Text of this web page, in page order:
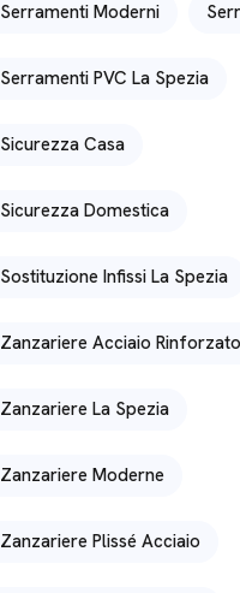
Serramenti Moderni
Serramenti PVC La Spezia
Sicurezza Casa
Sicurezza Domestica
Sostituzione Infissi La Spezia
Zanzariere Acciaio Rinforzato
Zanzariere La Spezia
Zanzariere Moderne
Zanzariere Plissé Acciaio